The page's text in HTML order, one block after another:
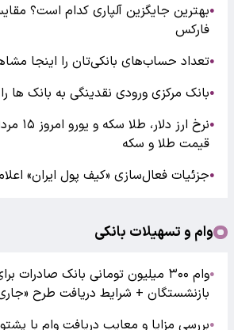
●
فارکس
●تعداد حساب‌های بانکی‌تان را اینجا
●بانک مرکزی ورودی نقدینگی به بانک ها
●
قیمت طلا و سکه
●جزئیات فعال‌سازی «کیف پول ایران»
وام و تسهیلات بانکی
●
وام ۳۰۰ میلیون تومانی بانک صادرات
بازنشستگان + شرایط دریافت طرح «جاری
●بررسی مزایا و معایب دریافت وام با